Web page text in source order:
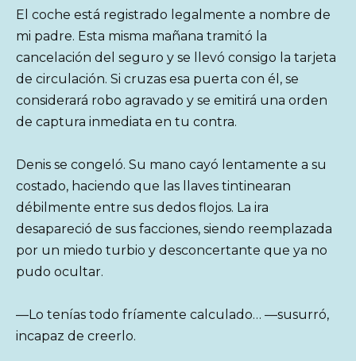
El coche está registrado legalmente a nombre de
mi padre. Esta misma mañana tramitó la
cancelación del seguro y se llevó consigo la tarjeta
de circulación. Si cruzas esa puerta con él, se
considerará robo agravado y se emitirá una orden
de captura inmediata en tu contra.
Denis se congeló. Su mano cayó lentamente a su
costado, haciendo que las llaves tintinearan
débilmente entre sus dedos flojos. La ira
desapareció de sus facciones, siendo reemplazada
por un miedo turbio y desconcertante que ya no
pudo ocultar.
—Lo tenías todo fríamente calculado… —susurró,
incapaz de creerlo.